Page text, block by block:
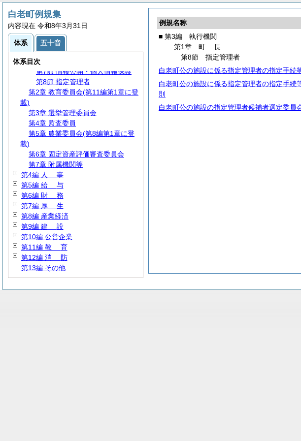
例規名称
■ 第3編 執行機関
第1章 町長
第8節 指定管理者
白老町公の施設に係る指定管理者の指定手続
白老町公の施設に係る指定管理者の指定手続
則
白老町公の施設の指定管理者候補者選定委員
白老町例規集
内容現在 令和8年3月31日
体系 五十音
体系目次
第1節 事務分掌
第2節 代理・代決等
第3節 文書・公印
第4節住
第5節 災害対策
第6節 交通安全対策
第7節 情報公開・個人情報保護
第8節 指定管理者
第2章 教育委員会(第11編第1章に登
載)
第3章 選挙管理委員会
第4章 監査委員
第5章 農業委員会(第8編第1章に登
載)
第6章 固定資産評価審査委員会
第7章 附属機関等
第4編 人 事
第5編 給 与
第6編 財 務
第7編 厚 生
第8編 産業経済
第9編 建 設
第10編 公営企業
第11編 教 育
第12編 消 防
第13編 その他